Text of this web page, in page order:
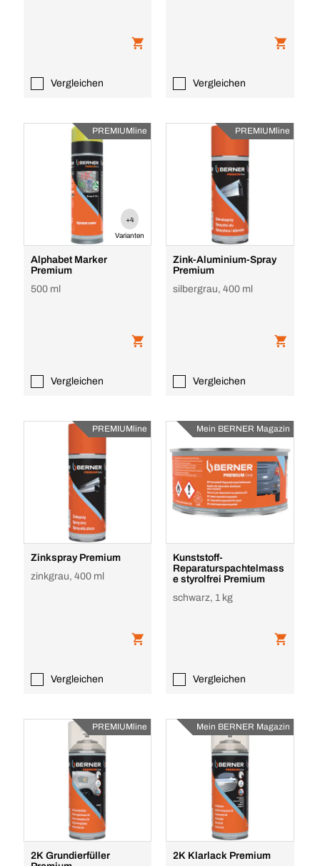
Vergleichen Vergleichen
PREMIUMline
+4
Varianten
Alphabet Marker
Premium
500 ml
Vergleichen
PREMIUMline
Zink-Aluminium-Spray
Premium
silbergrau, 400 ml
Vergleichen
PREMIUMline
Zinkspray Premium
zinkgrau, 400 ml
Vergleichen
Mein BERNER Magazin
Kunststoff-
Reparaturspachtelmass
e styrolfrei Premium
schwarz, 1 kg
Vergleichen
PREMIUMline
2K Grundierfüller
Mein BERNER Magazin
2K Klarlack Premium